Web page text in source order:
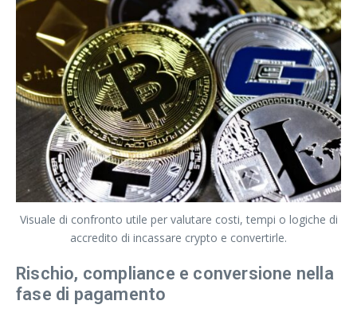
Visuale di confronto utile per valutare costi, tempi o logiche di
accredito di incassare crypto e convertirle.
Rischio, compliance e conversione nella
fase di pagamento